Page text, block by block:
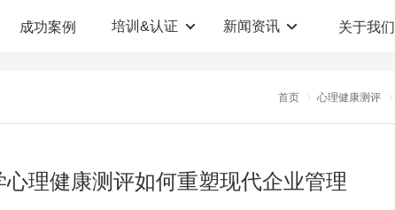
企业管理咨询
人啊人测评云系统
成功案例 培训&认证 新闻资讯 关于我们
首页 心理健康测评
心理健康测评如何重塑现代企业管理